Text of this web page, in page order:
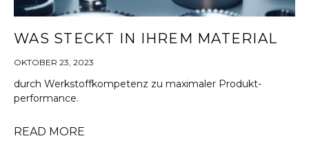
WAS STECKT IN IHREM MATERIAL
OKTOBER 23, 2023
durch Werkstoffkompetenz zu maximaler Produkt-
performance.
READ MORE